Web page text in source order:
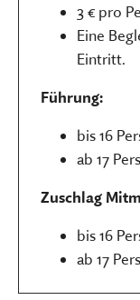
3 € pro
Eine
Eintritt.
Führung:
bis 16
ab 17
Zuschlag
bis 16
ab 17